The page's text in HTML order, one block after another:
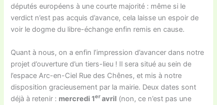
députés européens à une courte majorité : même si le
verdict n’est pas acquis d’avance, cela laisse un espoir de
voir le dogme du libre-échange enfin remis en cause.
Quant à nous, on a enfin l’impression d’avancer dans notre
projet d’ouverture d’un tiers-lieu ! Il sera situé au sein de
l’espace Arc-en-Ciel Rue des Chênes, et mis à notre
disposition gracieusement par la mairie. Deux dates sont
déjà à retenir : mercredi 1eravril (non, ce n’est pas une